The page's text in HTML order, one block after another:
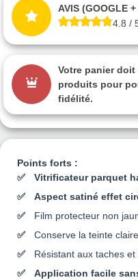
Points forts :
Vitrificateur parquet
Aspect satiné effet
Film protecteur non
Conserve la teinte
Résistant aux taches
Application facile
AVIS (GOOGLE +
4.8 /
Votre panier
produits pour
fidélité.